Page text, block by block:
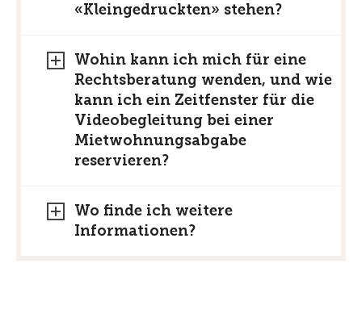
«Kleingedruckten» stehen?
Wohin kann ich mich für eine
Rechtsberatung wenden, und wie
kann ich ein Zeitfenster für die
Videobegleitung bei einer
Mietwohnungsabgabe
reservieren?
Wo finde ich weitere
Informationen?